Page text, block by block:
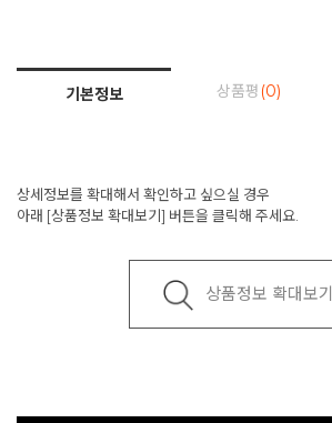
기본정보 상품평 (0)
상세정보를 확대해서 확인하고 싶으실 경우
아래 [상품정보 확대보기] 버튼을 클릭해 주세요.
상품정보 확대보기